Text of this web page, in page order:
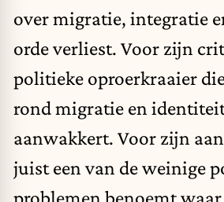
over migratie, integratie
orde verliest. Voor zijn
politieke oproerkraaier
rond migratie en
aanwakkert. Voor zijn
juist een van de weinige
problemen benoemt waar